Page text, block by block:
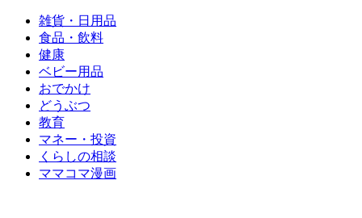
雑貨・日用品
食品・飲料
健康
ベビー用品
おでかけ
どうぶつ
教育
マネー・投資
くらしの相談
ママコマ漫画